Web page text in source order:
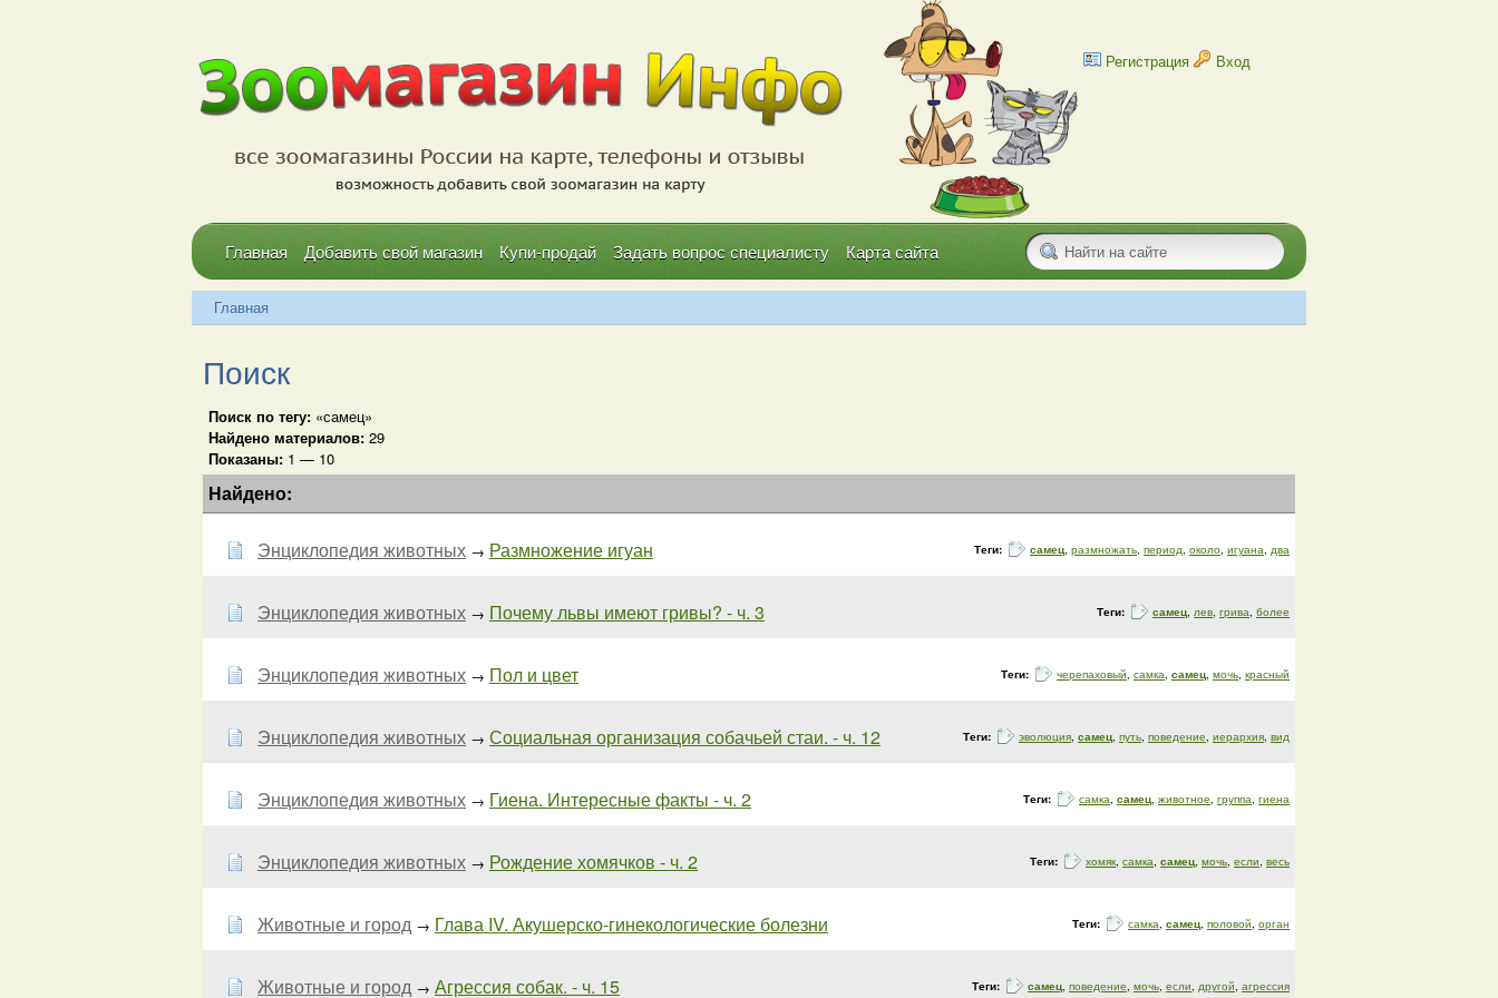
Регистрация Вход
Главная Добавить свой магазин Купи-продай Задать вопрос специалисту Карта сайта
Главная
Поиск
Поиск по тегу: «самец»
Найдено материалов: 29
Показаны: 1 — 10
Найдено:
Энциклопедия животных → Размножение игуан Теги: самец, размножать, период, около, игуана, два
Энциклопедия животных → Почему львы имеют гривы? - ч. 3 Теги: самец, лев, грива, более
Энциклопедия животных → Пол и цвет Теги: черепаховый, самка, самец, мочь, красный
Энциклопедия животных → Социальная организация собачьей стаи. - ч. 12 Теги: эволюция, самец, путь, поведение, иерархия, вид
Энциклопедия животных → Гиена. Интересные факты - ч. 2 Теги: самка, самец, животное, группа, гиена
Энциклопедия животных → Рождение хомячков - ч. 2 Теги: хомяк, самка, самец, мочь, если, весь
Животные и город → Глава IV. Акушерско-гинекологические болезни Теги: самка, самец, половой, орган
Животные и город → Агрессия собак. - ч. 15 Теги: самец, поведение, мочь, если, другой, агрессия